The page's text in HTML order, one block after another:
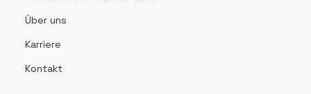
Über uns
Karriere
Kontakt